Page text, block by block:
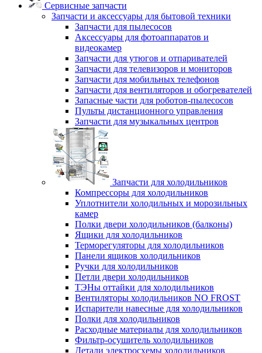
Сервисные запчасти
Запчасти и аксессуары для бытовой техники
Запчасти для пылесосов
Аксессуары для фотоаппаратов и
видеокамер
Запчасти для утюгов и отпаривателей
Запчасти для телевизоров и мониторов
Запчасти для мобильных телефонов
Запчасти для вентиляторов и обогревателей
Запасные части для роботов-пылесосов
Пульты дистанционного управления
Запчасти для музыкальных центров
Запчасти для холодильников
Компрессоры для холодильников
Уплотнители холодильных и морозильных
камер
Полки двери холодильников (балконы)
Ящики для холодильников
Терморегуляторы для холодильников
Панели ящиков холодильников
Ручки для холодильников
Петли двери холодильников
ТЭНы оттайки для холодильников
Вентиляторы холодильников NO FROST
Испарители навесные для холодильников
Полки для холодильников
Расходные материалы для холодильников
Фильтр-осушитель холодильников
Детали электросхемы холодильников